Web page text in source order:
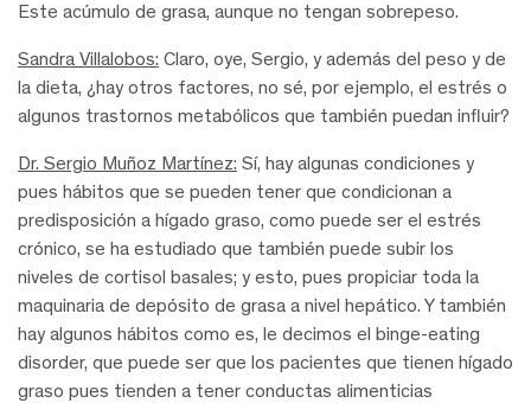
Este acúmulo de grasa, aunque no tengan sobrepeso.
Sandra Villalobos: Claro, oye, Sergio, y además del peso y de
la dieta, ¿hay otros factores, no sé, por ejemplo, el estrés o
algunos trastornos metabólicos que también puedan influir?
Dr. Sergio Muñoz Martínez: Sí, hay algunas condiciones y
pues hábitos que se pueden tener que condicionan a
predisposición a hígado graso, como puede ser el estrés
crónico, se ha estudiado que también puede subir los
niveles de cortisol basales; y esto, pues propiciar toda la
maquinaria de depósito de grasa a nivel hepático. Y también
hay algunos hábitos como es, le decimos el binge-eating
disorder, que puede ser que los pacientes que tienen hígado
graso pues tienden a tener conductas alimenticias